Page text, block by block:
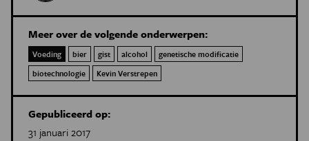
Meer over de volgende onderwerpen:
Voeding bier gist alcohol
genetische modificatie
biotechnologie
Kevin Verstrepen
Gepubliceerd op:
31 januari 2017